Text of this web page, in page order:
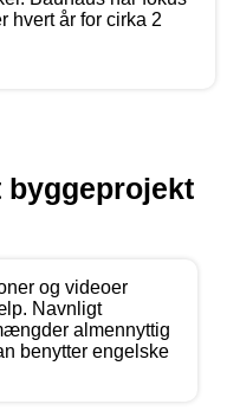
hvert år for cirka 2
og videoer
Navnligt
almennyttig
benytter engelske